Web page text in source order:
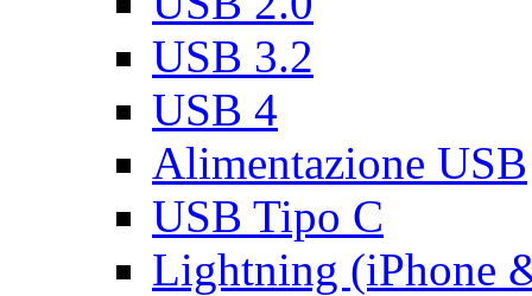
USB 3.2
USB 4
Alimentazione USB
USB Tipo C
Lightning (iPhone